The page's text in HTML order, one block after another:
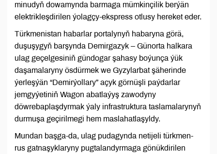
minudyň dowamynda barmaga mümkinçilik berýän
elektrikleşdirilen ýolagçy-ekspress otlusy hereket eder.
Türkmenistan habarlar portalynyň habaryna görä,
duşuşygyň barşynda Demirgazyk – Günorta halkara
ulag geçelgesiniň gündogar şahasy boýunça ýük
daşamalaryny ösdürmek we Gyzylarbat şäherinde
ýerleşýän “Demirýollary” açyk görnüşli paýdarlar
jemgyýetiniň Wagon abatlaýyş zawodyny
döwrebaplaşdyrmak ýaly infrastruktura taslamalarynyň
durmuşa geçirilmegi hem maslahatlaşyldy.
Mundan başga-da, ulag pudagynda netijeli türkmen-
rus gatnaşyklaryny pugtalandyrmaga gönükdirilen